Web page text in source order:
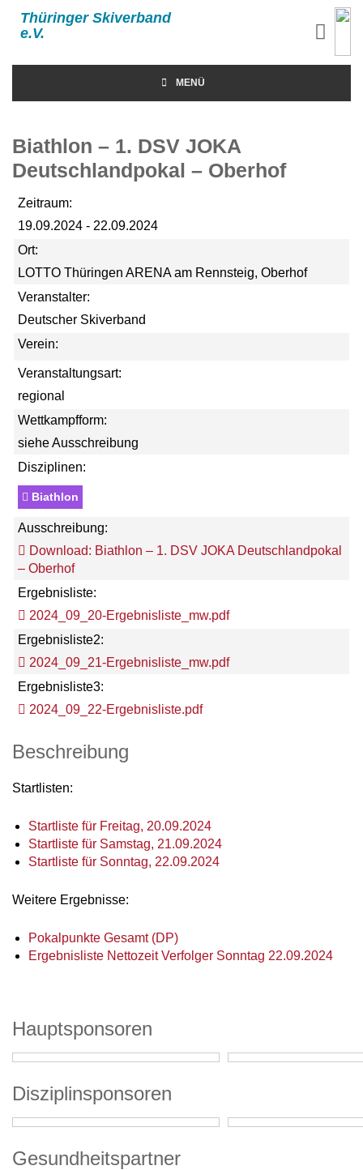
Thüringer Skiverband
e.V.
MENÜ
Biathlon – 1. DSV JOKA
Deutschlandpokal – Oberhof
Zeitraum:
19.09.2024 - 22.09.2024
Ort:
LOTTO Thüringen ARENA am Rennsteig, Oberhof
Veranstalter:
Deutscher Skiverband
Verein:
Veranstaltungsart:
regional
Wettkampfform:
siehe Ausschreibung
Disziplinen:
Biathlon
Ausschreibung:
Download: Biathlon – 1. DSV JOKA Deutschlandpokal
– Oberhof
Ergebnisliste:
2024_09_20-Ergebnisliste_mw.pdf
Ergebnisliste2:
2024_09_21-Ergebnisliste_mw.pdf
Ergebnisliste3:
2024_09_22-Ergebnisliste.pdf
Beschreibung
Startlisten:
Startliste für Freitag, 20.09.2024
Startliste für Samstag, 21.09.2024
Startliste für Sonntag, 22.09.2024
Weitere Ergebnisse:
Pokalpunkte Gesamt (DP)
Ergebnisliste Nettozeit Verfolger Sonntag 22.09.2024
Hauptsponsoren
Disziplinsponsoren
Gesundheitspartner